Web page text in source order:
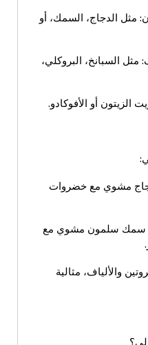
مثل الدجاج، السمك، أو
مثل السبانخ، البروكلي،
الزيتون أو الأفوكادو.
مشوي مع خضروات
سمك سلمون مشوي مع
والألياف، مثالية